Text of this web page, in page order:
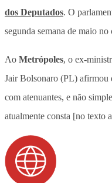
dos Deputados. O
segunda semana de maio no
Ao Metrópoles, o ex-
Jair Bolsonaro (PL) afirmou
com atenuantes, e não
atualmente consta [no texto